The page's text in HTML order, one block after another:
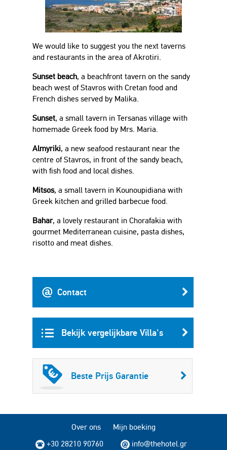
We would like to suggest you the next taverns
and restaurants in the area of Akrotiri.
Sunset beach, a beachfront tavern on the sandy
beach west of Stavros with Cretan food and
French dishes served by Malika.
Sunset, a small tavern in Tersanas village with
homemade Greek food by Mrs. Maria.
Almyriki, a new seafood restaurant near the
centre of Stavros, in front of the sandy beach,
with fish food and local dishes.
Mitsos, a small tavern in Kounoupidiana with
Greek kitchen and grilled barbecue food.
Bahar, a lovely restaurant in Chorafakia with
gourmet Mediterranean cuisine, pasta dishes,
risotto and meat dishes.
Contact
Bekijk vergelijkbare Villa's
Beste Prijs Garantie
Over ons
Mijn boeking
+30 28210 90760
info@thehotel.gr